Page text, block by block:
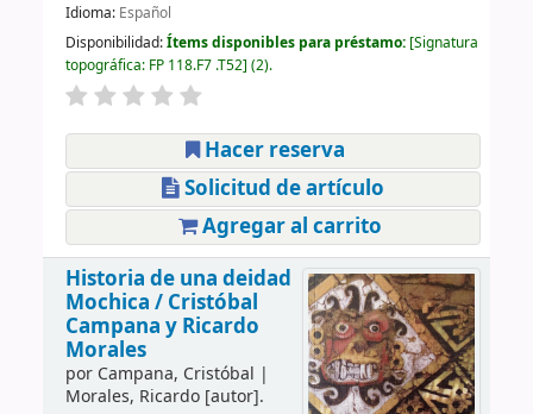
Idioma: Español
Disponibilidad:Ítems disponibles para préstamo: Signatura
topográfica: FP 118.F7 .T52 (2).
Hacer reserva
Solicitud de artículo
Agregar al carrito
Historia de una deidad
Mochica / Cristóbal
Campana y Ricardo
Morales
por Campana, Cristóbal |
Morales, Ricardo[autor].